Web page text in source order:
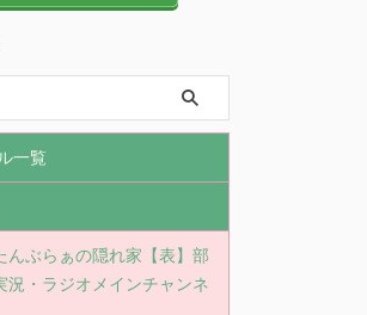
一覧
ぶらぁの隠れ家【表】部
・ラジオメインチャンネ